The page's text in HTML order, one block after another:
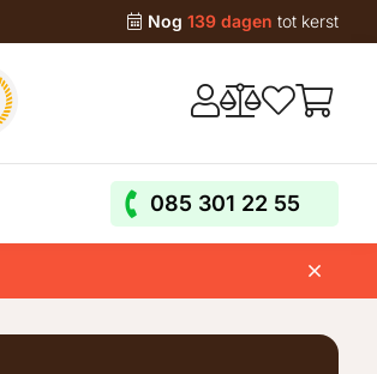
Nog 139 dagen tot kerst
085 301 22 55